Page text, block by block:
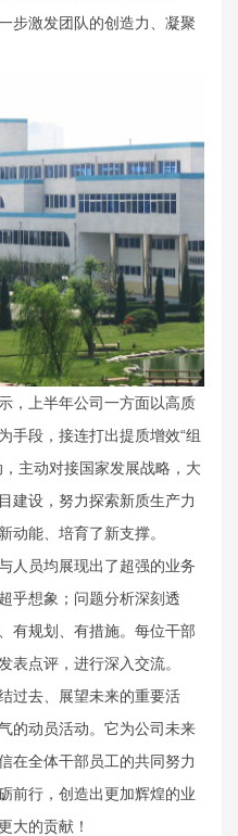
步激发团队的创造力、凝聚
上半年公司一方面以高质
手段，接连打出提质增效“组
主动对接国家发展战略，大
建设，努力探索新质生产力
动能、培育了新支撑。
员均展现出了超强的业务
乎想象；问题分析深刻透
有规划、有措施。每位干部
表点评，进行深入交流。
去、展望未来的重要活
的动员活动。它为公司未来
在全体干部员工的共同努力
前行，创造出更加辉煌的业
大的贡献！